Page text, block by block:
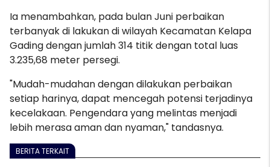
Ia menambahkan, pada bulan Juni perbaikan
terbanyak di lakukan di wilayah Kecamatan Kelapa
Gading dengan jumlah 314 titik dengan total luas
3.235,68 meter persegi.
"Mudah-mudahan dengan dilakukan perbaikan
setiap harinya, dapat mencegah potensi terjadinya
kecelakaan. Pengendara yang melintas menjadi
lebih merasa aman dan nyaman," tandasnya.
BERITA TERKAIT